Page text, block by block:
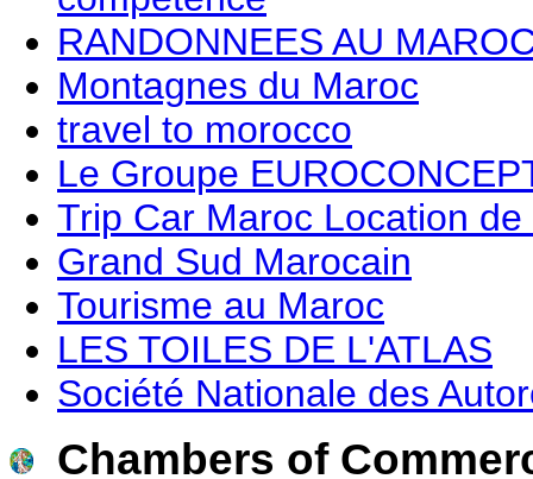
RANDONNEES AU
Montagnes du Maroc
travel to morocco
Le Groupe
Trip Car Maroc Location
Grand Sud Marocain
Tourisme au Maroc
LES TOILES DE L'ATLAS
Société Nationale des
Chambers of